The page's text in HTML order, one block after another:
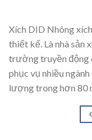
Xích DID Nhông
thiết kế. Là nhà sản
trường truyền động
phục vụ nhiều
lượng trong hơn 80